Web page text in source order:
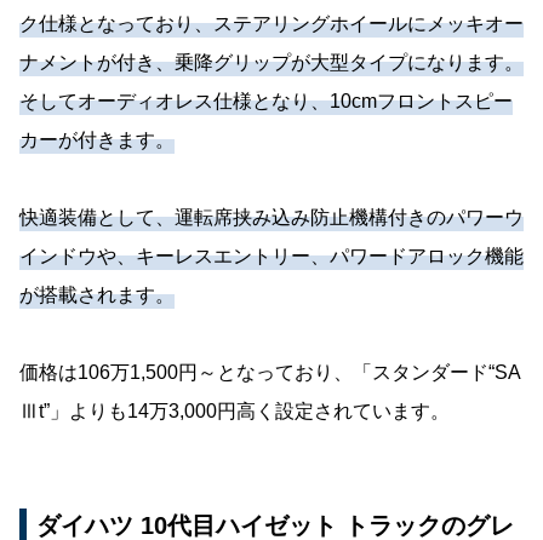
ク仕様となっており、ステアリングホイールにメッキオー
ナメントが付き、乗降グリップが大型タイプになります。
そしてオーディオレス仕様となり、10cmフロントスピー
カーが付きます。
快適装備として、運転席挟み込み防止機構付きのパワーウ
インドウや、キーレスエントリー、パワードアロック機能
が搭載されます。
価格は106万1,500円～となっており、「スタンダード“SA
Ⅲt”」よりも14万3,000円高く設定されています。
ダイハツ 10代目ハイゼット トラックのグレ